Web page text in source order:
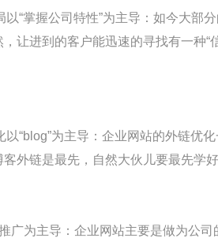
“掌握公司特性”为主导：如今大
让进到的客户能迅速的寻找有一种
“blog”为主导：企业网站的外链
外链是最先，自然大伙儿要最先学好
广为主导：企业网站主要是做为公